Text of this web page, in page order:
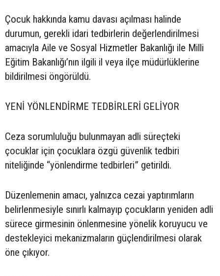
Çocuk hakkında kamu davası açılması halinde
durumun, gerekli idari tedbirlerin değerlendirilmesi
amacıyla Aile ve Sosyal Hizmetler Bakanlığı ile Milli
Eğitim Bakanlığı’nın ilgili il veya ilçe müdürlüklerine
bildirilmesi öngörüldü.
YENİ YÖNLENDİRME TEDBİRLERİ GELİYOR
Ceza sorumluluğu bulunmayan adli süreçteki
çocuklar için çocuklara özgü güvenlik tedbiri
niteliğinde “yönlendirme tedbirleri” getirildi.
Düzenlemenin amacı, yalnızca cezai yaptırımların
belirlenmesiyle sınırlı kalmayıp çocukların yeniden adli
sürece girmesinin önlenmesine yönelik koruyucu ve
destekleyici mekanizmaların güçlendirilmesi olarak
öne çıkıyor.